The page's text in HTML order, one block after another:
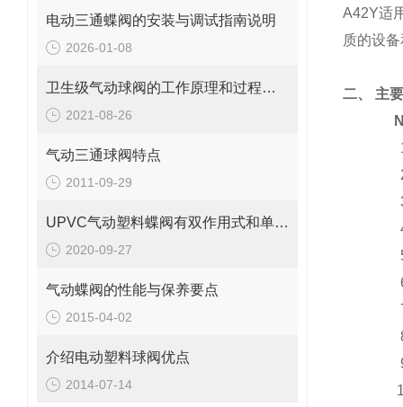
电动三通蝶阀的安装与调试指南说明
2026-01-08
卫生级气动球阀的工作原理和过程控制器的组成
2021-08-26
气动三通球阀特点
2011-09-29
UPVC气动塑料蝶阀有双作用式和单作用式
2020-09-27
气动蝶阀的性能与保养要点
2015-04-02
介绍电动塑料球阀优点
2014-07-14
A42Y适
质的设
二、
主